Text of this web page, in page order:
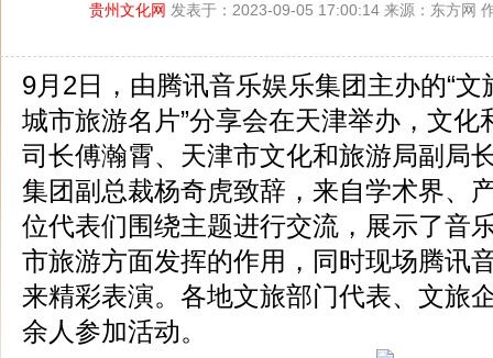
贵州文化网 发表于：2023-09-05 17:00:14 来源：东方网
​​9月2日，由腾讯音乐娱乐集团主办的“
城市旅游名片”分享会在天津举办，文
司长傅瀚霄、天津市文化和旅游局副局
集团副总裁杨奇虎致辞，来自学术界、
位代表们围绕主题进行交流，展示了音
市旅游方面发挥的作用，同时现场腾讯
来精彩表演。各地文旅部门代表、文旅
余人参加活动。